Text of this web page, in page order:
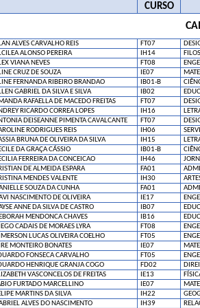
CURSO
ALVES CARVALHO REIS FT07
ALONSO PEREIRA IH14
VIANA NEVES FT08
CRUZ DE SOUZA IE07
FERNANDA RIBEIRO BRANDAO IB01-B
GABRIEL DA SILVA E SILVA IB02
RAFAELLA DE MACEDO FREITAS FT07
RICARDO CORREA LOPES IH16
DEISEANNE PIMENTA CAVALCANTE FT07
RODRIGUES REIS IH06
BRUNA DE OLIVEIRA DA SILVA IH15
DA GRAÇA CÁSSIO IB01-B
FERREIRA DA CONCEICAO IH46
DE ALMEIDA ESPARA FA01
MENDES VALENTE IH30
SOUZA DA CUNHA FA01
NASCIMENTO DE OLIVEIRA IE17
ANNE DA SILVA DE CASTRO IB07
MENDONCA CHAVES IB16
CADAIS DE MORAES LYRA FT08
LUCAS OLIVEIRA COELHO FT05
MONTEIRO BONATES IE07
FONSECA CARVALHO FT05
HENRIQUE GRANJA COGO FD02
VASCONCELOS DE FREITAS IE13
FURTADO MARCELLINO IE07
MARTINS DA SILVA IH22
ALVES DO NASCIMENTO IH39